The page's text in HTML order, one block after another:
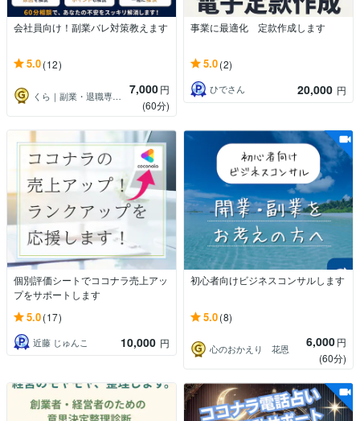
会社員向け！副業バレ対策教えます
5.0(12)
くら｜副業・退職専門ＦＰ 7,000円
(60分)
事業に最適化 定款作成します
5.0(2)
ひでさん 20,000 円
個別評価シートでココナラ売上アッ
プをサポートします
5.0(17)
近藤 じゅんこ 10,000 円
初心者向けビジネスコンサルします
5.0(8)
心のおかえり 花恩 6,000円
(60分)